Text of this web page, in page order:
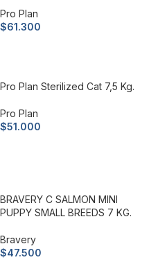
Pro Plan
$61.300
Pro Plan Sterilized Cat 7,5 Kg.
Pro Plan
$51.000
BRAVERY C SALMON MINI
PUPPY SMALL BREEDS 7 KG.
Bravery
$47.500